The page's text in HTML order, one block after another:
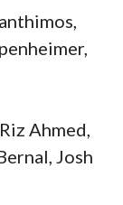
Ahmed,
Josh